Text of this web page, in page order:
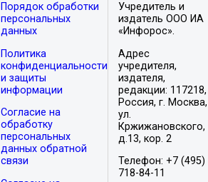
Порядок обработки
персональных
данных
Политика
конфиденциальности
и защиты
информации
Согласие на
обработку
персональных
данных обратной
связи
Учредитель и
издатель ООО ИА
«Инфорос».
Адрес
учредителя,
издателя,
редакции: 117218,
Россия, г. Москва,
ул.
Кржижановского,
д.13, кор. 2
Телефон: +7 (495)
718-84-11